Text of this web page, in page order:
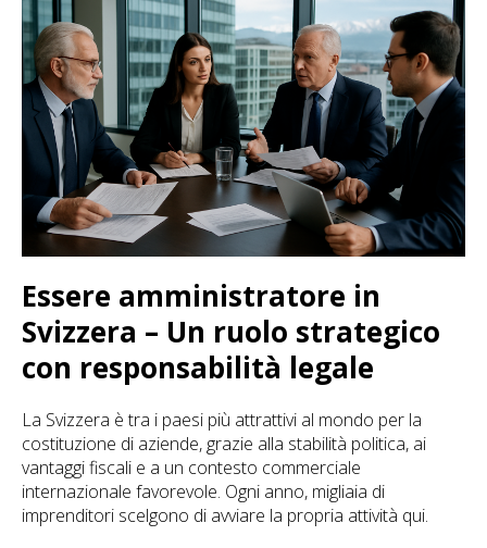
Essere amministratore in
Svizzera – Un ruolo strategico
con responsabilità legale
La Svizzera è tra i paesi più attrattivi al mondo per la
costituzione di aziende, grazie alla stabilità politica, ai
vantaggi fiscali e a un contesto commerciale
internazionale favorevole. Ogni anno, migliaia di
imprenditori scelgono di avviare la propria attività qui.